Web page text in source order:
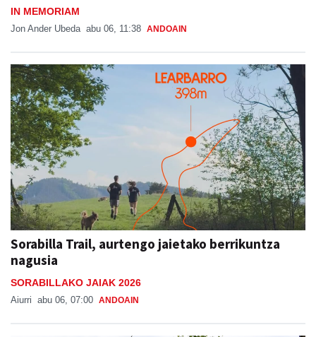
IN MEMORIAM
Jon Ander Ubeda abu 06, 11:38 ANDOAIN
Sorabilla Trail, aurtengo jaietako berrikuntza
nagusia
SORABILLAKO JAIAK 2026
Aiurri abu 06, 07:00 ANDOAIN